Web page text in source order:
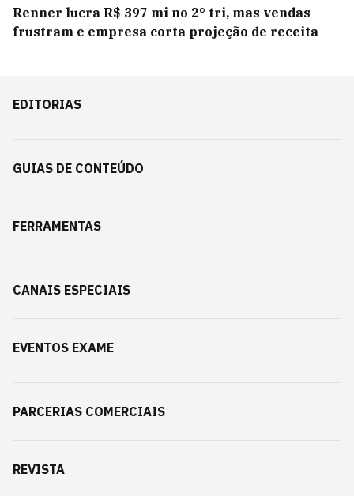
Renner lucra R$ 397 mi no 2° tri, mas vendas
frustram e empresa corta projeção de receita
EDITORIAS
GUIAS DE CONTEÚDO
FERRAMENTAS
CANAIS ESPECIAIS
EVENTOS EXAME
PARCERIAS COMERCIAIS
REVISTA